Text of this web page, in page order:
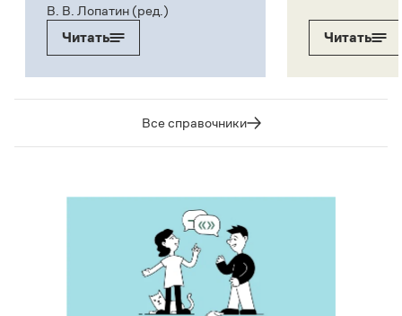
В. В. Лопатин (ред.)
Читать
Читать
Все справочники